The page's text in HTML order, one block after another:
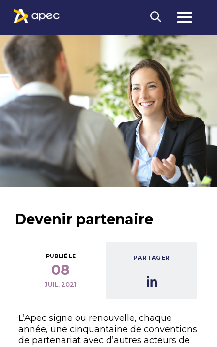
Devenir partenaire
PUBLIÉ LE
08
JUIL. 2021
PARTAGER
L’Apec signe ou renouvelle, chaque
année, une cinquantaine de conventions
de partenariat avec d’autres acteurs de